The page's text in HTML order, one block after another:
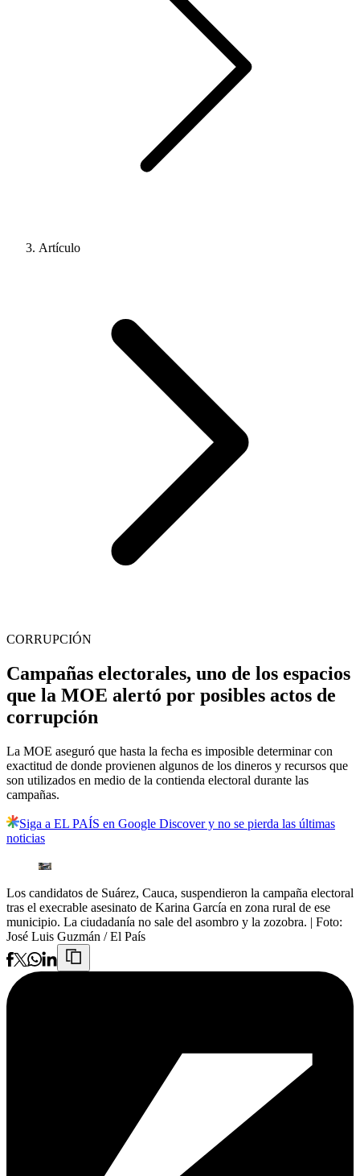
Artículo
CORRUPCIÓN
Campañas electorales, uno de los espacios
que la MOE alertó por posibles actos de
corrupción
La MOE aseguró que hasta la fecha es imposible determinar con
exactitud de donde provienen algunos de los dineros y recursos que
son utilizados en medio de la contienda electoral durante las
campañas.
Siga a EL PAÍS en Google Discover y no se pierda las últimas
noticias
Los candidatos de Suárez, Cauca, suspendieron la campaña electoral
tras el execrable asesinato de Karina García en zona rural de ese
municipio. La ciudadanía no sale del asombro y la zozobra. | Foto:
José Luis Guzmán / El País